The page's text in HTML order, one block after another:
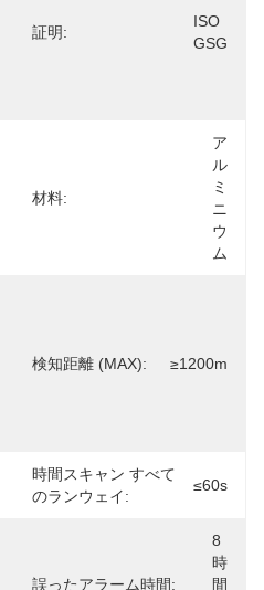
証明:
ISO
GSG
材料:
ア
ル
ミ
ニ
ウ
ム
検知距離 (MAX): ≥1200m
時間スキャン すべて
のランウェイ:
≤60s
誤ったアラーム時間:
8
時
間